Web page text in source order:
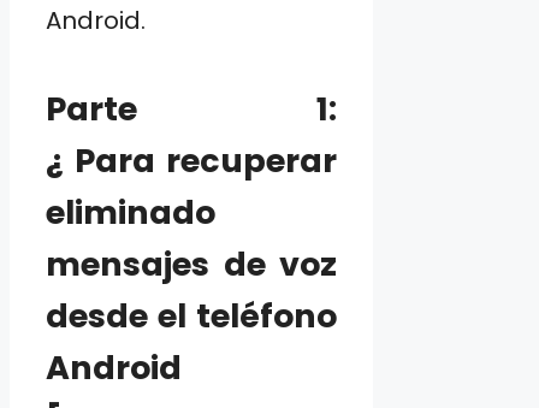
Android.
Parte 1:
¿ Para recuperar
eliminado
mensajes de voz
desde el teléfono
Android